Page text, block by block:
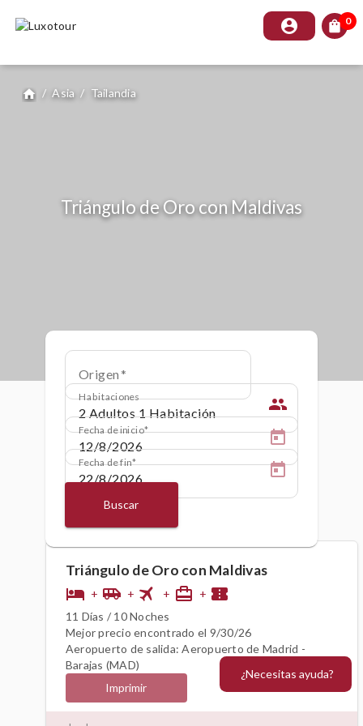
account_circle shopping_bag 0
home / Asia / Tailandia
Triángulo de Oro con Maldivas
Origen
Habitaciones people
Fecha de inicio
Fecha de fin
Buscar
Triángulo de Oro con Maldivas
hotel + airport_shuttle + flight + card_travel + confirmation_number
11 Días / 10 Noches
Mejor precio encontrado el 9/30/26
Aeropuerto de salida: Aeropuerto de Madrid -
Barajas (MAD)
Imprimir
¿Necesitas ayuda?